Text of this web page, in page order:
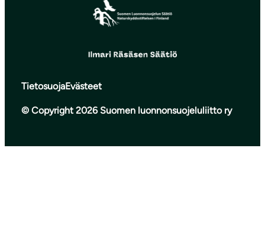
TietosuojaEvästeet
© Copyright 2026 Suomen luonnonsuojeluliitto ry